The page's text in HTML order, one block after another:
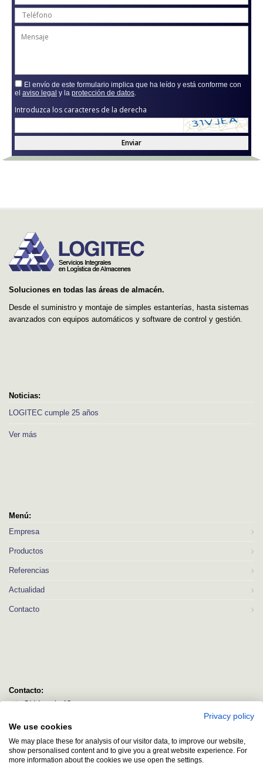
El envío de este formulario implica que ha leído y está conforme con
el aviso legal y la protección de datos
Introduzca los caracteres de la derecha
Enviar
Soluciones en todas las áreas de almacén.
Desde el suministro y montaje de simples estanterías, hasta sistemas
avanzados con equipos automáticos y software de control y gestión.
Noticias:
LOGITEC cumple 25 años
Ver más
Menú:
Empresa
Productos
Referencias
Actualidad
Contacto
Contacto:
C/ Idorsolo 13
Bizkaia
logitec@logitecsl.net
+34 944 544 580
Privacy policy
We use cookies
We may place these for analysis of our visitor data, to improve our website,
show personalised content and to give you a great website experience. For
more information about the cookies we use open the settings.